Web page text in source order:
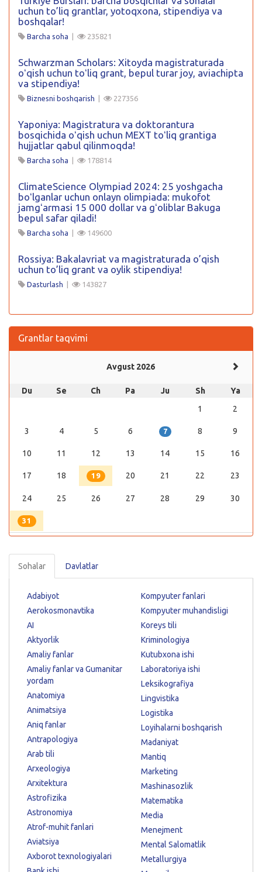
uchun to’liq grantlar, yotoqxona, stipendiya va
boshqalar!
Barcha soha | 235821
Schwarzman Scholars: Xitoyda magistraturada
oʻqish uchun toʻliq grant, bepul turar joy, aviachipta
va stipendiya!
Biznesni boshqarish | 227356
Yaponiya: Magistratura va doktorantura
bosqichida oʻqish uchun MEXT toʻliq grantiga
hujjatlar qabul qilinmoqda!
Barcha soha | 178814
ClimateScience Olympiad 2024: 25 yoshgacha
boʻlganlar uchun onlayn olimpiada: mukofot
jamgʻarmasi 15 000 dollar va gʻoliblar Bakuga
bepul safar qiladi!
Barcha soha | 149600
Rossiya: Bakalavriat va magistraturada o’qish
uchun to’liq grant va oylik stipendiya!
Dasturlash | 143827
Grantlar taqvimi
Avgust 2026
Du Se Ch Pa Ju Sh
Ya
1
2
3 4 5 6 7 8 9
10 11 12 13 14 15 16
17 18 19 20 21 22 23
24 25 26 27 28 29 30
31
Sohalar Davlatlar
Adabiyot
Aerokosmonavtika
AI
Aktyorlik
Amaliy fanlar
Amaliy fanlar va Gumanitar
yordam
Anatomiya
Animatsiya
Aniq fanlar
Antrapologiya
Arab tili
Arxeologiya
Arxitektura
Astrofizika
Astronomiya
Atrof-muhit fanlari
Aviatsiya
Axborot texnologiyalari
Kompyuter fanlari
Kompyuter muhandisligi
Koreys tili
Kriminologiya
Kutubxona ishi
Laboratoriya ishi
Leksikografiya
Lingvistika
Logistika
Loyihalarni boshqarish
Madaniyat
Mantiq
Marketing
Mashinasozlik
Matematika
Media
Menejment
Mental Salomatlik
Metallurgiya